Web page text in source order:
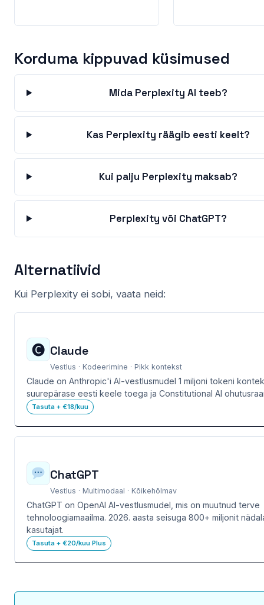
Korduma kippuvad küsimused
Mida Perplexity AI teeb?
Kas Perplexity räägib eesti keelt?
Kui palju Perplexity maksab?
Perplexity või ChatGPT?
Alternatiivid
Kui Perplexity ei sobi, vaata neid:
🅒 Claude
Vestlus · Kodeerimine · Pikk kontekst
Claude on Anthropic'i AI-vestlusmudel 1 miljoni tokeni
suurepärase eesti keele toega ja Constitutional AI
Tasuta + €18/kuu
ChatGPT
Vestlus · Multimodaal · Kõikehõlmav
ChatGPT on OpenAI AI-vestlusmudel, mis on muutnud terve
tehnoloogiamaailma. 2026. aasta seisuga 800+ miljonit
kasutajat.
Tasuta + €20/kuu Plus